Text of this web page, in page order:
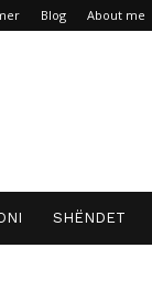
Blog About me
SHËNDET